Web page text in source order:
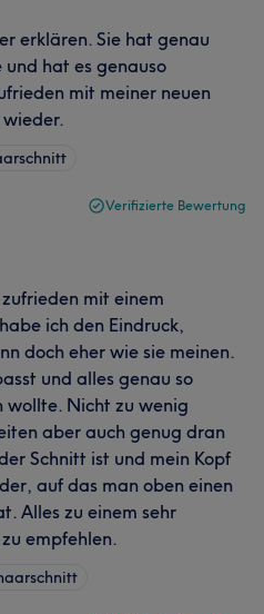
erklären. Sie hat genau
hat es genauso
mit meiner neuen
Verifizierte Bewertung
mit einem
ich den Eindruck,
doch eher wie sie meinen.
und alles genau so
wollte. Nicht zu wenig
aber auch genug dran
Schnitt ist und mein Kopf
auf das man oben einen
Alles zu einem sehr
empfehlen.